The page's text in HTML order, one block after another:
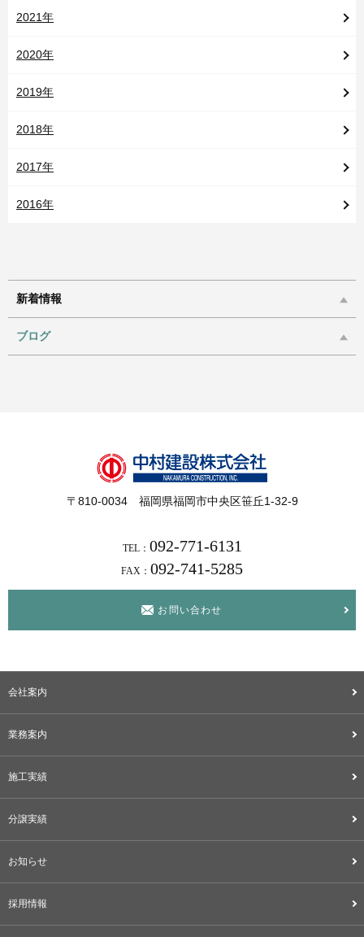
2021年
2020年
2019年
2018年
2017年
2016年
新着情報
ブログ
〒810-0034 福岡県福岡市中央区笹丘1-32-9
TEL： 092-771-6131
FAX： 092-741-5285
お問い合わせ
会社案内
業務案内
施工実績
分譲実績
お知らせ
採用情報